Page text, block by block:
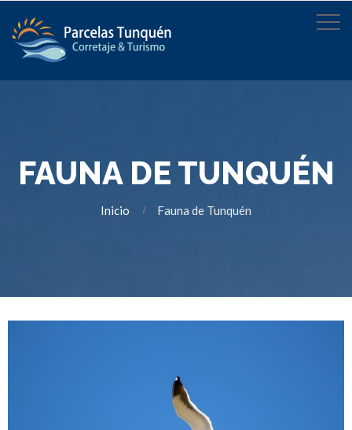
FAUNA DE TUNQUÉN
Inicio Fauna de Tunquén